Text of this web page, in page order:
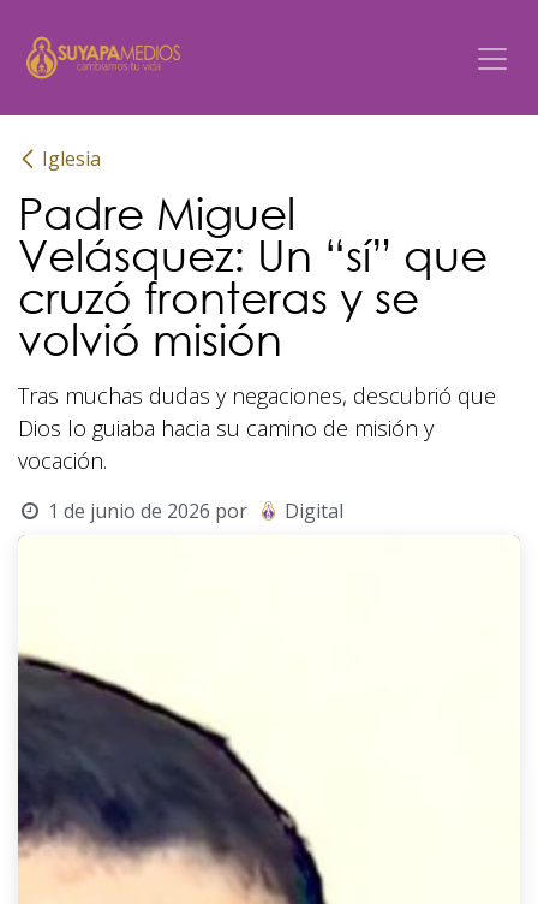
Iglesia
Padre Miguel
Velásquez: Un “sí” que
cruzó fronteras y se
volvió misión
Tras muchas dudas y negaciones, descubrió que
Dios lo guiaba hacia su camino de misión y
vocación.
1 de junio de 2026 por Digital